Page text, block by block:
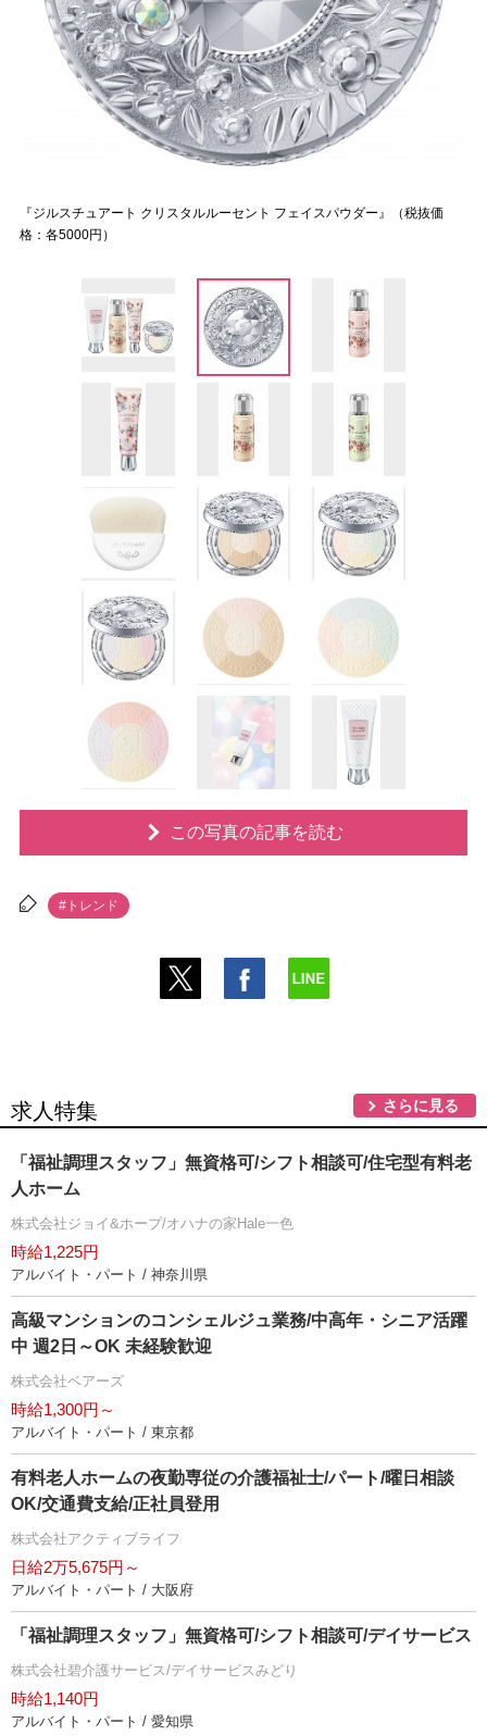
『ジルスチュアート クリスタルルーセント フェイスパウダー』（税抜価
格：各5000円）
この写真の記事を読む
#トレンド
求人特集 さらに見る
「福祉調理スタッフ」無資格可/シフト相談可/住宅型有料老
人ホーム
株式会社ジョイ&ホープ/オハナの家Hale一色
時給1,225円
アルバイト・パート / 神奈川県
高級マンションのコンシェルジュ業務/中高年・シニア活躍
中 週2日～OK 未経験歓迎
株式会社ベアーズ
時給1,300円～
アルバイト・パート / 東京都
有料老人ホームの夜勤専従の介護福祉士/パート/曜日相談
OK/交通費支給/正社員登用
株式会社アクティブライフ
日給2万5,675円～
アルバイト・パート / 大阪府
「福祉調理スタッフ」無資格可/シフト相談可/デイサービス
株式会社碧介護サービス/デイサービスみどり
時給1,140円
アルバイト・パート / 愛知県